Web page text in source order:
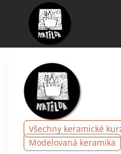
Všechny keramické
Modelovaná keramika